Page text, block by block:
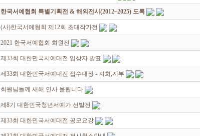
한국서예협회 특별기획전 & 해외전시(2012~2025) 도록
(사)한국서예협회 제12회 초대작가전
2021 한국서예협회 회원전
제33회 대한민국서예대전 입상자 발표
제33회 대한민국서예대전 접수대장 - 지회,지부
회원님들께 새해 인사 올립니다
제8기 대한민국청년서예가 선발전
제33회 대한민국서예대전 공모요강